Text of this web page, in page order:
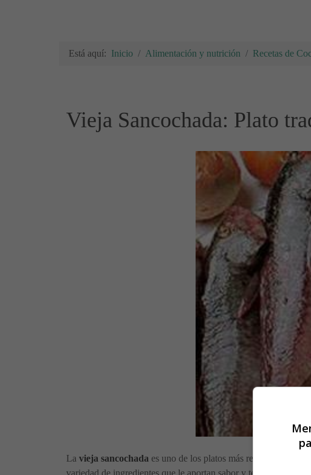
Está aquí: Inicio Alimentación y nutrición Recetas de
Vieja Sancochada: Plato
La vieja sancochada es uno de los platos más representativos
variedad de ingredientes que le aportan sabor y textura. A